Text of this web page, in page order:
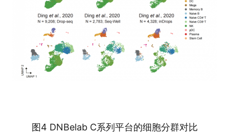
图4 DNBelab C系列平台的细胞分群对比